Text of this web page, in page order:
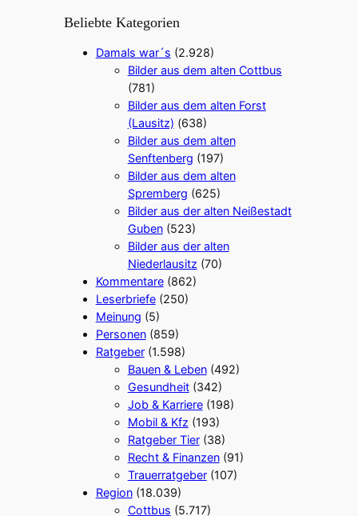
Beliebte Kategorien
Damals war´s (2.928)
Bilder aus dem alten Cottbus
(781)
Bilder aus dem alten Forst
(Lausitz) (638)
Bilder aus dem alten
Senftenberg (197)
Bilder aus dem alten
Spremberg (625)
Bilder aus der alten Neißestadt
Guben(523)
Bilder aus der alten
Niederlausitz (70)
Kommentare(862)
Leserbriefe(250)
Meinung (5)
Personen(859)
Ratgeber(1.598)
Bauen & Leben(492)
Gesundheit(342)
Job & Karriere(198)
Mobil & Kfz (193)
Ratgeber Tier(38)
Recht & Finanzen(91)
Trauerratgeber(107)
Region(18.039)
Cottbus (5.717)